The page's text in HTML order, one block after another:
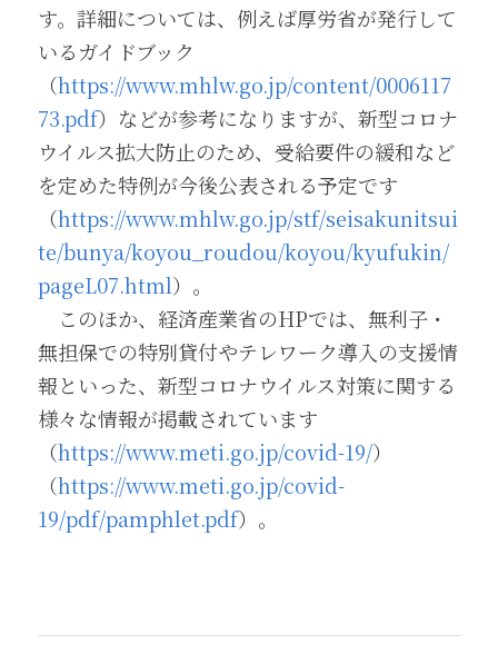
す。詳細については、例えば厚労省が発行して
いるガイドブック
（https://www.mhlw.go.jp/content/0006117
73.pdf）などが参考になりますが、新型コロナ
ウイルス拡大防止のため、受給要件の緩和など
を定めた特例が今後公表される予定です
（https://www.mhlw.go.jp/stf/seisakunitsui
te/bunya/koyou_roudou/koyou/kyufukin/
pageL07.html）。
このほか、経済産業省のHPでは、無利子・
無担保での特別貸付やテレワーク導入の支援情
報といった、新型コロナウイルス対策に関する
様々な情報が掲載されています
（https://www.meti.go.jp/covid-19/）
（https://www.meti.go.jp/covid-
19/pdf/pamphlet.pdf）。